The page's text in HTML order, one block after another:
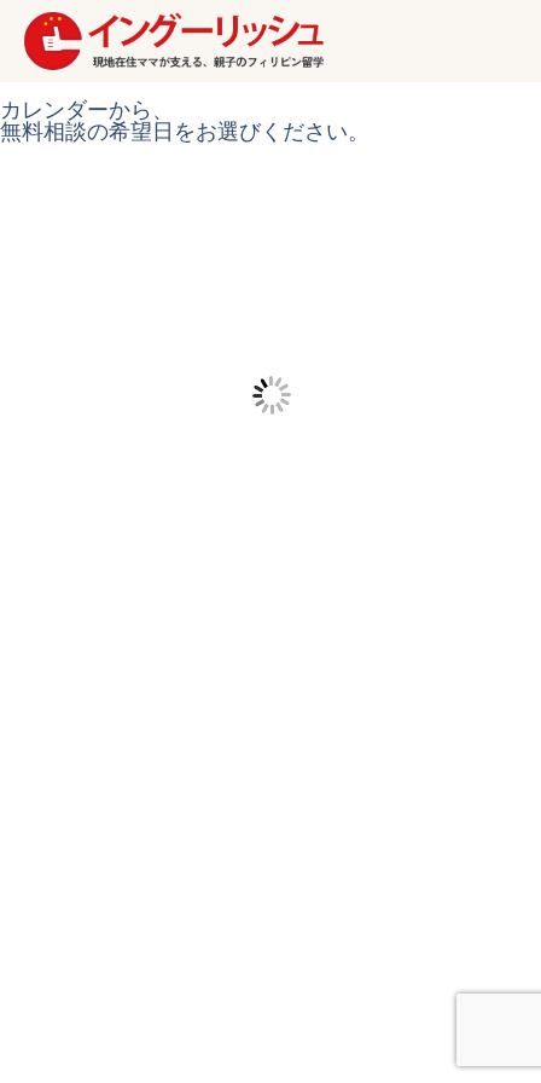
カレンダーから、
無料相談の希望日をお選びください。